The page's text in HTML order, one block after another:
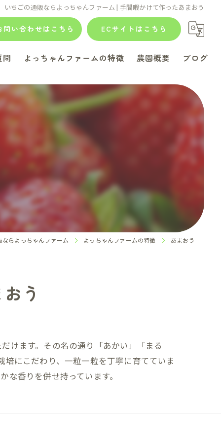
いちごの通販ならよっちゃんファーム | 手間暇かけて作ったあまおう
問い合わせはこちら ECサイトはこちら
問 よっちゃんファームの特徴
ジャム
あまおう
スイーツ
農園概要 ブログ
コラム
ならよっちゃんファーム よっちゃんファームの特徴 あまおう
う
けます。その名の通り「あかい」「まる
にこだわり、一粒一粒を丁寧に育てていま
香りを併せ持っています。